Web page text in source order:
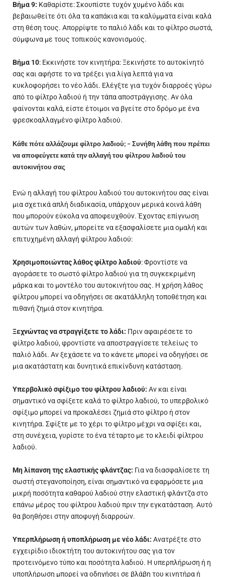
Βήμα 9: Καθαρίστε: Σκουπίστε τυχόν χυμένο λάδι και
βεβαιωθείτε ότι όλα τα καπάκια και τα καλύμματα είναι καλά
στη θέση τους. Απορρίψτε το παλιό λάδι και το φίλτρο σωστά,
σύμφωνα με τους τοπικούς κανονισμούς.
Βήμα 10: Εκκινήστε τον κινητήρα: Ξεκινήστε το αυτοκίνητό
σας και αφήστε το να τρέξει για λίγα λεπτά για να
κυκλοφορήσει το νέο λάδι. Ελέγξτε για τυχόν διαρροές γύρω
από το φίλτρο λαδιού ή την τάπα αποστράγγισης. Αν όλα
φαίνονται καλά, είστε έτοιμοι να βγείτε στο δρόμο με ένα
φρεσκοαλλαγμένο φίλτρο λαδιού.
Κάθε πότε αλλάζουμε φίλτρο λαδιού; – Συνήθη λάθη που πρέπει
να αποφεύγετε κατά την αλλαγή του φίλτρου λαδιού του
αυτοκινήτου σας
Ενώ η αλλαγή του φίλτρου λαδιού του αυτοκινήτου σας είναι
μια σχετικά απλή διαδικασία, υπάρχουν μερικά κοινά λάθη
που μπορούν εύκολα να αποφευχθούν. Έχοντας επίγνωση
αυτών των λαθών, μπορείτε να εξασφαλίσετε μια ομαλή και
επιτυχημένη αλλαγή φίλτρου λαδιού:
Χρησιμοποιώντας λάθος φίλτρο λαδιού: Φροντίστε να
αγοράσετε το σωστό φίλτρο λαδιού για τη συγκεκριμένη
μάρκα και το μοντέλο του αυτοκινήτου σας. Η χρήση λάθος
φίλτρου μπορεί να οδηγήσει σε ακατάλληλη τοποθέτηση και
πιθανή ζημιά στον κινητήρα.
Ξεχνώντας να στραγγίξετε το λάδι: Πριν αφαιρέσετε το
φίλτρο λαδιού, φροντίστε να αποστραγγίσετε τελείως το
παλιό λάδι. Αν ξεχάσετε να το κάνετε μπορεί να οδηγήσει σε
μια ακατάστατη και δυνητικά επικίνδυνη κατάσταση.
Υπερβολικό σφίξιμο του φίλτρου λαδιού: Αν και είναι
σημαντικό να σφίξετε καλά το φίλτρο λαδιού, το υπερβολικό
σφίξιμο μπορεί να προκαλέσει ζημιά στο φίλτρο ή στον
κινητήρα. Σφίξτε με το χέρι το φίλτρο μέχρι να σφίξει και,
στη συνέχεια, γυρίστε το ένα τέταρτο με το κλειδί φίλτρου
λαδιού.
Μη λίπανση της ελαστικής φλάντζας: Για να διασφαλίσετε τη
σωστή στεγανοποίηση, είναι σημαντικό να εφαρμόσετε μια
μικρή ποσότητα καθαρού λαδιού στην ελαστική φλάντζα στο
επάνω μέρος του φίλτρου λαδιού πριν την εγκατάσταση. Αυτό
θα βοηθήσει στην αποφυγή διαρροών.
Υπερπλήρωση ή υποπλήρωση με νέο λάδι: Ανατρέξτε στο
εγχειρίδιο ιδιοκτήτη του αυτοκινήτου σας για τον
προτεινόμενο τύπο και ποσότητα λαδιού. Η υπερπλήρωση ή η
υποπλήρωση μπορεί να οδηγήσει σε βλάβη του κινητήρα ή